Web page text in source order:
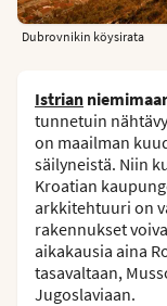
Dubrovnikin köysirata
Istrian
tunnetuin
on maailman
säilyneistä. Niin
Kroatian
arkkitehtuuri on
rakennukset
aikakausia aina
tasavaltaan,
Jugoslaviaan.